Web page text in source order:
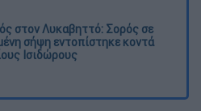
στον Λυκαβηττό: Σορός σε
σήψη εντοπίστηκε κοντά
Ισιδώρους